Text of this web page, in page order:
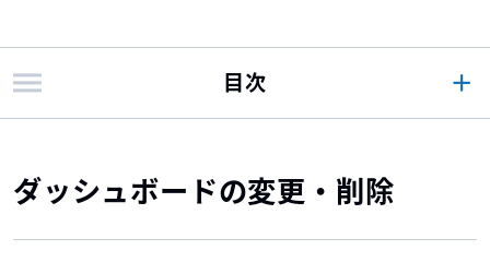
ダッシュボードの変更・削除
目次